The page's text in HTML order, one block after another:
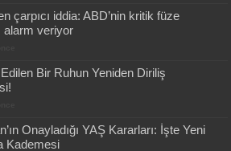
çarpıcı iddia: ABD’nin kritik füze
alarm veriyor
Bir Ruhun Yeniden Diriliş
Onayladığı YAŞ Kararları: İşte Yeni
Kademesi